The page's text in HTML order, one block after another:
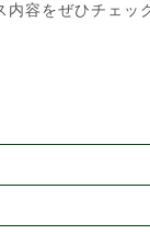
内容をぜひチェッ